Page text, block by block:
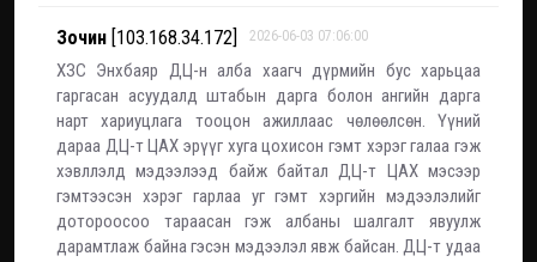
Зочин [103.168.34.172] 2026-06-03 07:06:00
ХЗС Энхбаяр ДЦ-н алба хаагч дүрмийн бус харьцаа
гаргасан асуудалд штабын дарга болон ангийн дарга
нарт хариуцлага тооцон ажиллаас чөлөөлсөн. Үүний
дараа ДЦ-т ЦАХ эрүүг хуга цохисон гэмт хэрэг галаа гэж
хэвллэлд мэдээлээд байж байтал ДЦ-т ЦАХ мэсээр
гэмтээсэн хэрэг гарлаа уг гэмт хэргийн мэдээлэлийг
дотороосоо тараасан гэж албаны шалгалт явуулж
дарамтлаж байна гэсэн мэдээлэл явж байсан. ДЦ-т удаа